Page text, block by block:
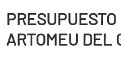
ARTOMEU DEL